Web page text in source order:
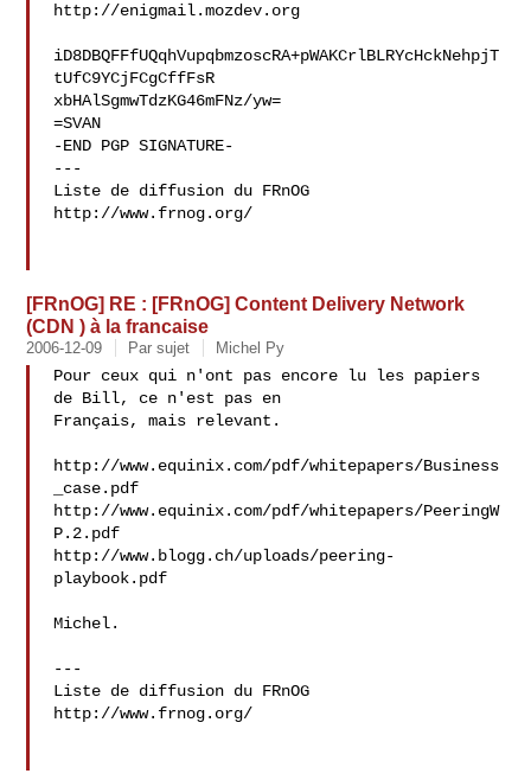
http://enigmail.mozdev.org
iD8DBQFFfUQqhVupqbmzoscRA+pWAKCrlBLRYcHckNehpjT
tUfC9YCjFCgCffFsR
xbHAlSgmwTdzKG46mFNz/yw=
=SVAN
-END PGP SIGNATURE-
---
Liste de diffusion du FRnOG
http://www.frnog.org/
[FRnOG] RE : [FRnOG] Content Delivery Network
(CDN ) à la francaise
2006-12-09 Par sujet Michel Py
Pour ceux qui n'ont pas encore lu les papiers
de Bill, ce n'est pas en
Français, mais relevant.
http://www.equinix.com/pdf/whitepapers/Business
_case.pdf
http://www.equinix.com/pdf/whitepapers/PeeringW
P.2.pdf
http://www.blogg.ch/uploads/peering-
playbook.pdf
Michel.
---
Liste de diffusion du FRnOG
http://www.frnog.org/